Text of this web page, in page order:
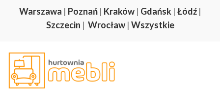
Warszawa | Poznań | Kraków | Gdańsk | Łódź |
Szczecin | Wrocław | Wszystkie